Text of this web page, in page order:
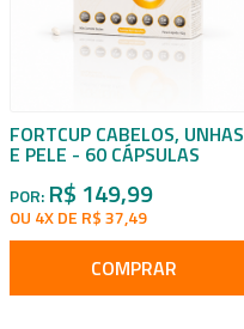
FORTCUP CABELOS, UNHAS
E PELE - 60 CÁPSULAS
POR: R$ 149,99
OU 4X DE R$ 37,49
COMPRAR